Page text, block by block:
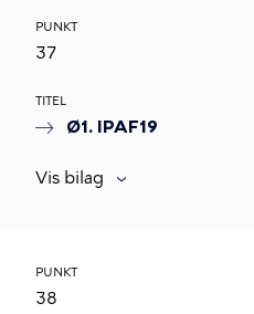
PUNKT
37
TITEL
Ø1. IPAF19
Vis bilag
PUNKT
38